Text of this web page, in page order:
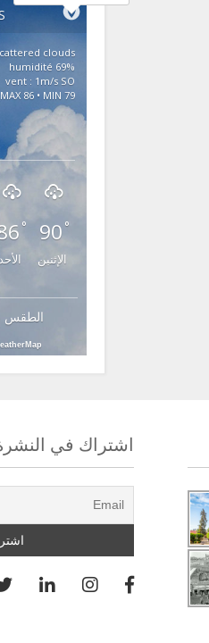
clouds
69% humidité
vent : 1m/s SO
MAX 86 • MIN 79
° 90°
الإثنين
الطقس
اشتراك في النشرة